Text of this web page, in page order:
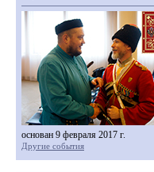
основан 9 февраля 2017 г.
Другие события